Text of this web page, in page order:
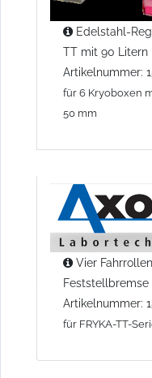
Edelstahl-
TT mit 90 Litern
Artikelnummer:
für 6 Kryoboxen
50 mm
Vier
Feststellbremse
Artikelnummer:
für FRYKA-TT-